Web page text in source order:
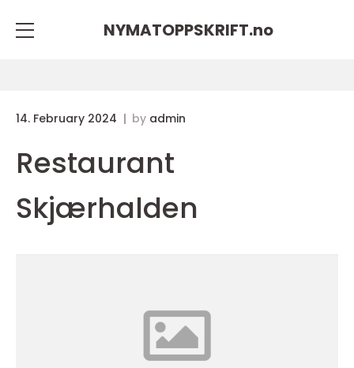
NYMATOPPSKRIFT.no
14. February 2024 by admin
Restaurant
Skjærhalden